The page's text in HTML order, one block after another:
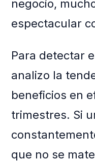
negocio,
espectacular
Para detectar
analizo la
beneficios en
trimestres. Si
que no se